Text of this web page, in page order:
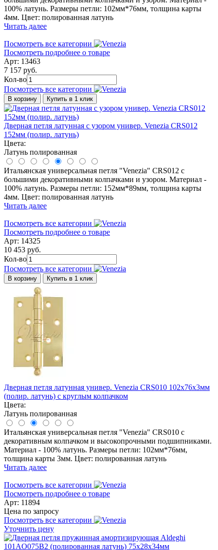
100% латунь. Размеры петли: 102мм*76мм, толщина карты
4мм. Цвет: полированная латунь
Читать далее
Посмотреть все категории
Посмотреть подробнее о товаре
Арт: 13463
7 157 руб.
Кол-во
Посмотреть все категории
В корзину Купить в 1 клик
Дверная петля латунная с узором универ. Venezia CRS012
152мм (полир. латунь)
Цвета:
Латунь полированная
Итальянская универсальная петля "Venezia" CRS012 с
большими декоративными колпачками и узором. Материал -
100% латунь. Размеры петли: 152мм*89мм, толщина карты
4мм. Цвет: полированная латунь
Читать далее
Посмотреть все категории
Посмотреть подробнее о товаре
Арт: 14325
10 453 руб.
Кол-во
Посмотреть все категории
В корзину Купить в 1 клик
Дверная петля латунная универ. Venezia CRS010 102x76x3мм
(полир. латунь) с круглым колпачком
Цвета:
Латунь полированная
Итальянская универсальная петля "Venezia" CRS010 с
декоративным колпачком и высокопрочными подшипниками.
Материал - 100% латунь. Размеры петли: 102мм*76мм,
толщина карты 3мм. Цвет: полированная латунь
Читать далее
Посмотреть все категории
Посмотреть подробнее о товаре
Арт: 11894
Цена по запросу
Посмотреть все категории
Уточнить цену